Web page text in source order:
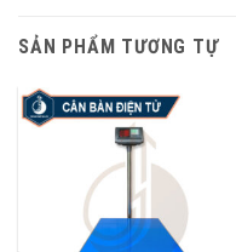
SẢN PHẨM TƯƠNG TỰ